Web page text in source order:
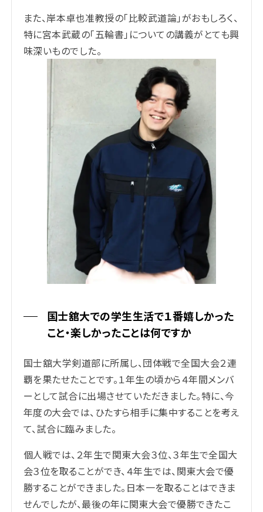
また、岸本卓也准教授の「比較武道論」がおもしろく、
特に宮本武蔵の「五輪書」についての講義がとても興
味深いものでした。
国士舘大での学生生活で１番嬉しかった
こと・楽しかったことは何ですか
国士舘大学剣道部に所属し、団体戦で全国大会２連
覇を果たせたことです。１年生の頃から４年間メンバ
ーとして試合に出場させていただきました。特に、今
年度の大会では、ひたすら相手に集中することを考え
て、試合に臨みました。
個人戦では、２年生で関東大会３位、３年生で全国大
会３位を取ることができ、４年生では、関東大会で優
勝することができました。日本一を取ることはできま
せんでしたが、最後の年に関東大会で優勝できたこ